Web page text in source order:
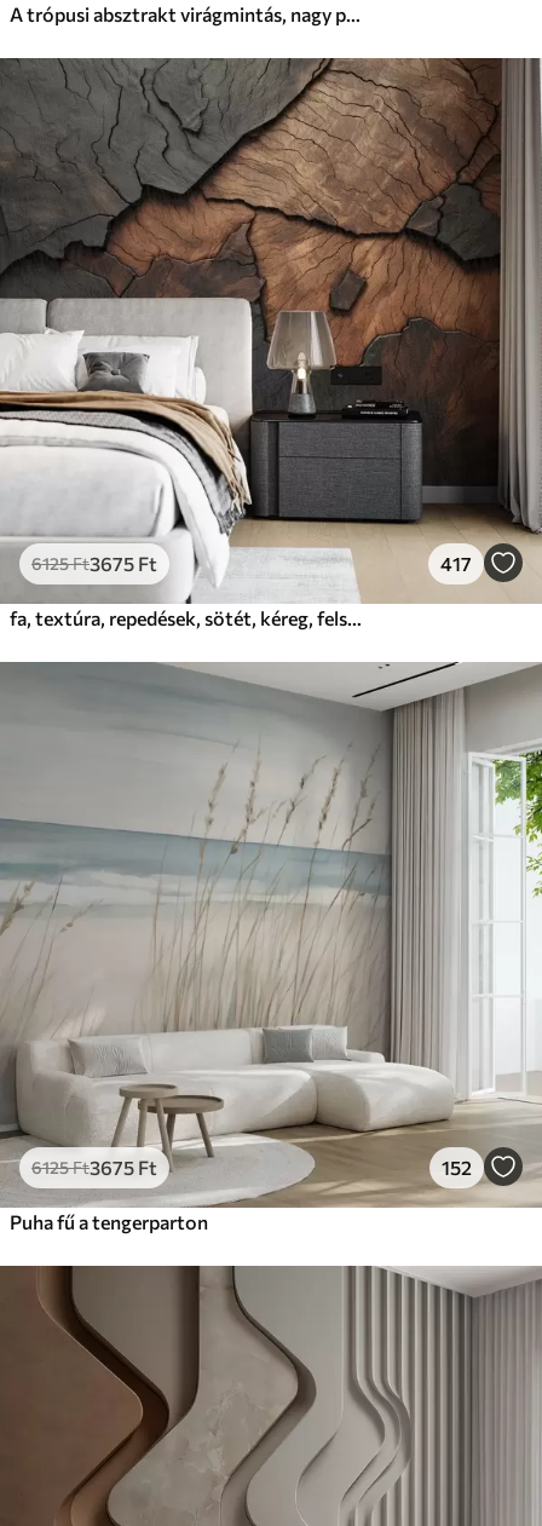
6125Ft3675 Ft 417
6125Ft3675 Ft 152
Puha fű a tengerparton